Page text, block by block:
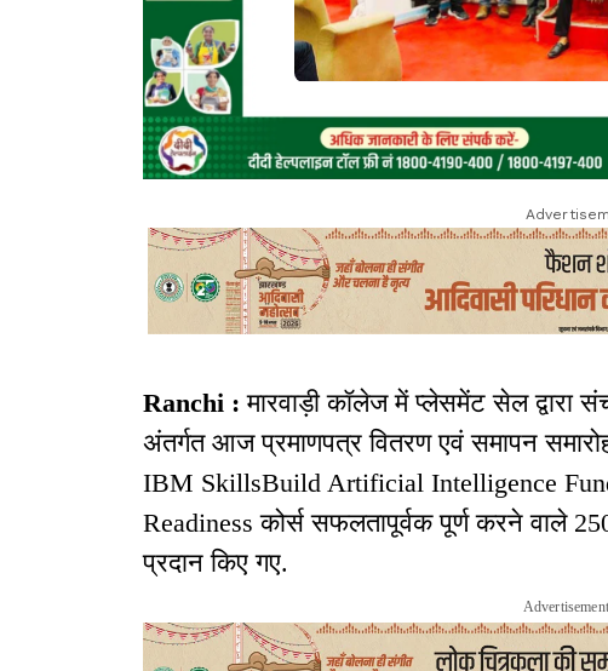
Ranchi : मारवाड़ी कॉलेज में प्लेसमेंट सेल द्वारा
अंतर्गत आज प्रमाणपत्र वितरण एवं समापन
IBM SkillsBuild Artificial Intelligence
Readiness कोर्स सफलतापूर्वक पूर्ण करने वाले
प्रदान किए गए.
Advertisement